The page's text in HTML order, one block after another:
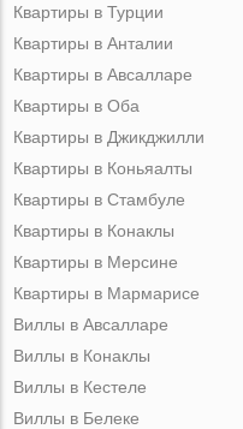
Квартиры в Турции
Квартиры в Анталии
Квартиры в Авсалларе
Квартиры в Оба
Квартиры в Джикджилли
Квартиры в Коньяалты
Квартиры в Стамбуле
Квартиры в Конаклы
Квартиры в Мерсине
Квартиры в Мармарисе
Виллы в Авсалларе
Виллы в Конаклы
Виллы в Кестеле
Виллы в Белеке